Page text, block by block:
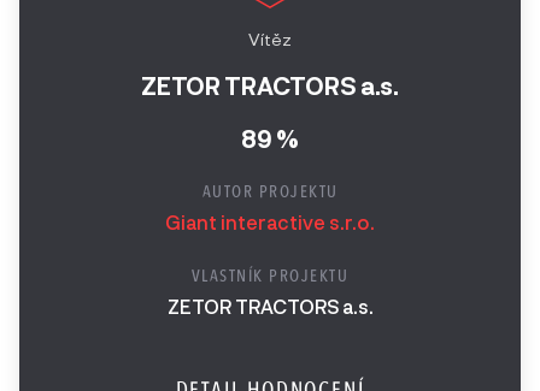
Vítěz
ZETOR TRACTORS a.s.
89 %
AUTOR PROJEKTU
Giant interactive s.r.o.
VLASTNÍK PROJEKTU
ZETOR TRACTORS a.s.